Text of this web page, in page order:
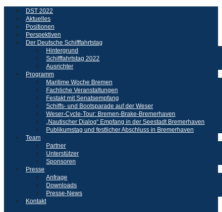
DST 2022
Aktuelles
Positionen
Perspektiven
Der Deutsche Schifffahrtstag
Hintergrund
Schifffahrtstag 2022
Ausrichter
Programm
Maritime Woche Bremen
Fachliche Veranstaltungen
Festakt mit Senatsempfang
Schiffs- und Bootsparade auf der Weser
Weser-Cycle-Tour: Bremen-Brake-Bremerhaven
„Nautischer Dialog“ Empfang in der Seestadt Bremerhaven
Publikumstag und festlicher Abschluss in Bremerhaven
Team
Partner
Unterstützer
Sponsoren
Presse
Anfrage
Downloads
Presse-News
Kontakt